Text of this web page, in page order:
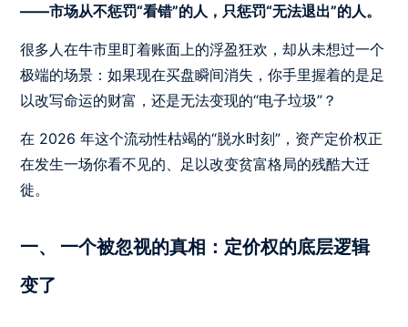
——市场从不惩罚“看错”的人，只惩罚“无法退出”的人。
很多人在牛市里盯着账面上的浮盈狂欢，却从未想过一个
极端的场景：如果现在买盘瞬间消失，你手里握着的是足
以改写命运的财富，还是无法变现的“电子垃圾”？
在 2026 年这个流动性枯竭的“脱水时刻”，资产定价权正
在发生一场你看不见的、足以改变贫富格局的残酷大迁
徙。
一、 一个被忽视的真相：定价权的底层逻辑
变了